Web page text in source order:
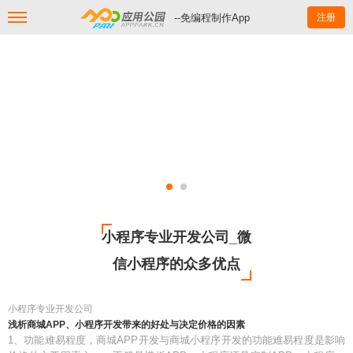
--免编程制作App 注册
小程序专业开发公司_微
信小程序的众多优点
小程序专业开发公司
浅析商城APP、小程序开发带来的好处与决定价格的因素
1、功能难易程度，商城APP开发与商城小程序开发的功能难易程度是影响